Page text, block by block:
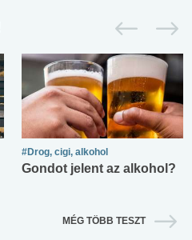
#Drog, cigi, alkohol
Gondot jelent az alkohol?
MÉG TÖBB TESZT